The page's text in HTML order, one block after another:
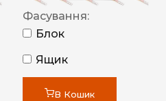
Фасування:
Блок
Ящик
В Кошик